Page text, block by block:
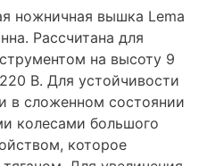
ножничная вышка Lema
Рассчитана для
на высоту 9
В. Для устойчивости
в сложенном состоянии
колесами большого
которое